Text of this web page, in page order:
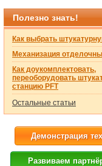
Полезно знать!
Как выбрать
Механизация
Как доукомплектовать,
переоборудовать
станцию PFT
Остальные статьи
Демонстрация
Развиваем